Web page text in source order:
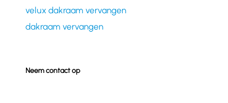
velux dakraam vervangen
dakraam vervangen
Neem contact op